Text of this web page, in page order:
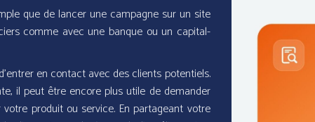
que de lancer une campagne sur un site
comme avec une banque ou un capital-
en contact avec des clients potentiels.
il peut être encore plus utile de demander
produit ou service. En partageant votre